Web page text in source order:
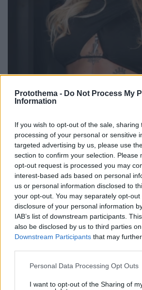
Protothema - Do Not Process My
Information
If you wish to opt-out of the sale, sharing
processing of your personal or sensitive
targeted advertising by us, please use
section to confirm your selection. Please
opt-out request is processed you may
interest-based ads based on personal
us or personal information disclosed to
your opt-out. You may separately opt-
disclosure of your personal information
IAB’s list of downstream participants.
also be disclosed by us to third parties
Downstream Participants that may
Please note that this website/app uses
not limited to your visit or usage
Personal Data Processing Opt Outs
I want to opt-out of the Sharing of
Αγγελική Ηλιάδη: Ανεβαίνοντας
κατάλευκο, εκτυφλωτικό του
06.08.2026, 20:05
Προϊόν εργαστηρίου ή της φύσης ο
κορωνοϊός; Άλλα έλεγε δημόσια ο
Φάουτσι και άλλα ιδιωτικά, αρνήθηκε
100 φορές να απαντήσει στο
Κογκρέσο
06.08.2026, 21:40 147
Πώς έγινε η τραγωδία με την νεκρή
μητέρα στα Μάλια: Βούτηξε για να
παιδιά φώναζαν για βοήθεια
06.08.2026, 21:23 56